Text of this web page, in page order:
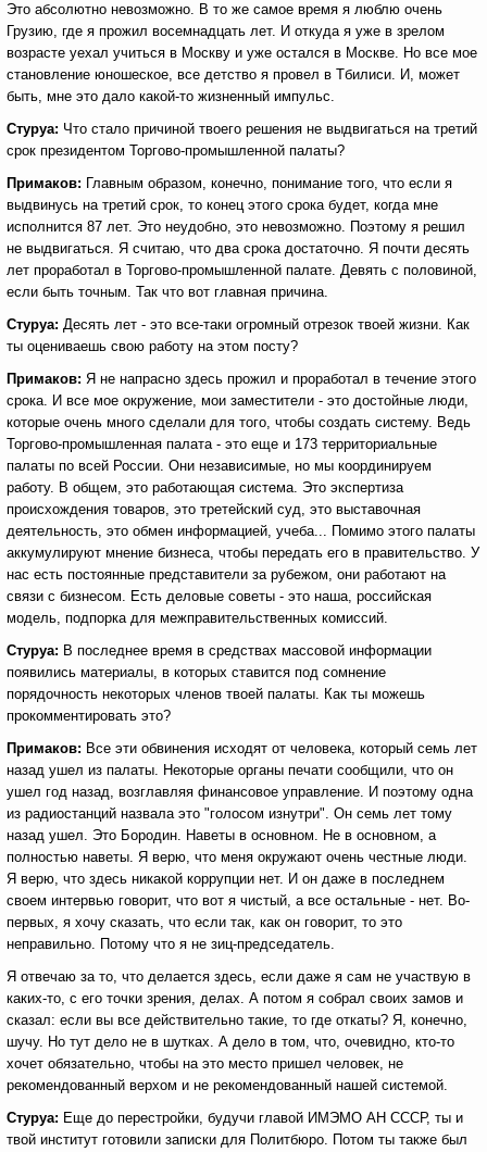
Это абсолютно невозможно. В то же самое время я люблю очень
Грузию, где я прожил восемнадцать лет. И откуда я уже в зрелом
возрасте уехал учиться в Москву и уже остался в Москве. Но все мое
становление юношеское, все детство я провел в Тбилиси. И, может
быть, мне это дало какой-то жизненный импульс.
Стуруа: Что стало причиной твоего решения не выдвигаться на третий
срок президентом Торгово-промышленной палаты?
Примаков: Главным образом, конечно, понимание того, что если я
выдвинусь на третий срок, то конец этого срока будет, когда мне
исполнится 87 лет. Это неудобно, это невозможно. Поэтому я решил
не выдвигаться. Я считаю, что два срока достаточно. Я почти десять
лет проработал в Торгово-промышленной палате. Девять с половиной,
если быть точным. Так что вот главная причина.
Стуруа: Десять лет - это все-таки огромный отрезок твоей жизни. Как
ты оцениваешь свою работу на этом посту?
Примаков: Я не напрасно здесь прожил и проработал в течение этого
срока. И все мое окружение, мои заместители - это достойные люди,
которые очень много сделали для того, чтобы создать систему. Ведь
Торгово-промышленная палата - это еще и 173 территориальные
палаты по всей России. Они независимые, но мы координируем
работу. В общем, это работающая система. Это экспертиза
происхождения товаров, это третейский суд, это выставочная
деятельность, это обмен информацией, учеба... Помимо этого палаты
аккумулируют мнение бизнеса, чтобы передать его в правительство. У
нас есть постоянные представители за рубежом, они работают на
связи с бизнесом. Есть деловые советы - это наша, российская
модель, подпорка для межправительственных комиссий.
Стуруа: В последнее время в средствах массовой информации
появились материалы, в которых ставится под сомнение
порядочность некоторых членов твоей палаты. Как ты можешь
прокомментировать это?
Примаков: Все эти обвинения исходят от человека, который семь лет
назад ушел из палаты. Некоторые органы печати сообщили, что он
ушел год назад, возглавляя финансовое управление. И поэтому одна
из радиостанций назвала это "голосом изнутри". Он семь лет тому
назад ушел. Это Бородин. Наветы в основном. Не в основном, а
полностью наветы. Я верю, что меня окружают очень честные люди.
Я верю, что здесь никакой коррупции нет. И он даже в последнем
своем интервью говорит, что вот я чистый, а все остальные - нет. Во-
первых, я хочу сказать, что если так, как он говорит, то это
неправильно. Потому что я не зиц-председатель.
Я отвечаю за то, что делается здесь, если даже я сам не участвую в
каких-то, с его точки зрения, делах. А потом я собрал своих замов и
сказал: если вы все действительно такие, то где откаты? Я, конечно,
шучу. Но тут дело не в шутках. А дело в том, что, очевидно, кто-то
хочет обязательно, чтобы на это место пришел человек, не
рекомендованный верхом и не рекомендованный нашей системой.
Стуруа: Еще до перестройки, будучи главой ИМЭМО АН СССР, ты и
твой институт готовили записки для Политбюро. Потом ты также был